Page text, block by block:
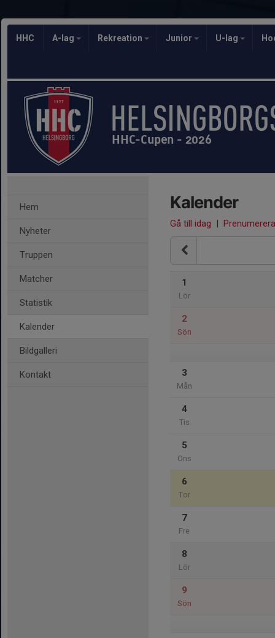
HHC A-lag Rekreation Junior U-lag
HHC-Cupen - 2026
Hem
Nyheter
Truppen
Matcher
Statistik
Kalender
Bildgalleri
Kontakt
Kalender
Gå till idag | Prenumerera
1
Lör
2
Sön
3
Mån
4
Tis
5
Ons
6
Tor
7
Fre
8
Lör
9
Sön